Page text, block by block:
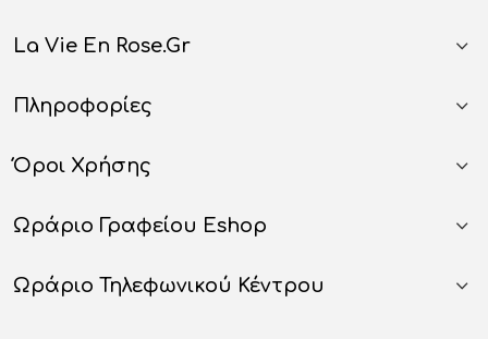
La Vie En Rose.gr
Πληροφορίες
Όροι Χρήσης
Ωράριο Γραφείου Eshop
Ωράριο Τηλεφωνικού Κέντρου